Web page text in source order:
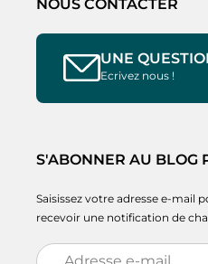
NOUS CONTACTER
UNE
Ecrivez nous !
S'ABONNER AU BLOG
Saisissez votre adresse e-mail
recevoir une notification de
Adresse